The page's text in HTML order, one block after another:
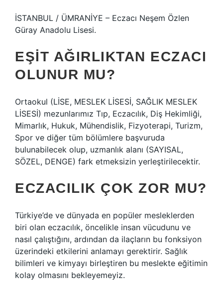
İSTANBUL / ÜMRANİYE – Eczacı Neşem Özlen
Güray Anadolu Lisesi.
EŞIT AĞIRLIKTAN ECZACI
OLUNUR MU?
Ortaokul (LİSE, MESLEK LİSESİ, SAĞLIK MESLEK
LİSESİ) mezunlarımız Tıp, Eczacılık, Diş Hekimliği,
Mimarlık, Hukuk, Mühendislik, Fizyoterapi, Turizm,
Spor ve diğer tüm bölümlere başvuruda
bulunabilecek olup, uzmanlık alanı (SAYISAL,
SÖZEL, DENGE) fark etmeksizin yerleştirilecektir.
ECZACILIK ÇOK ZOR MU?
Türkiye’de ve dünyada en popüler mesleklerden
biri olan eczacılık, öncelikle insan vücudunu ve
nasıl çalıştığını, ardından da ilaçların bu fonksiyon
üzerindeki etkilerini anlamayı gerektirir. Sağlık
bilimleri ve kimyayı birleştiren bu meslekte eğitimin
kolay olmasını bekleyemeyiz.